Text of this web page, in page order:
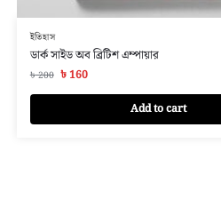
ইতিহাস
ডার্ক সাইড অব ব্রিটিশ এম্পায়ার
৳200 ৳160
Add to cart